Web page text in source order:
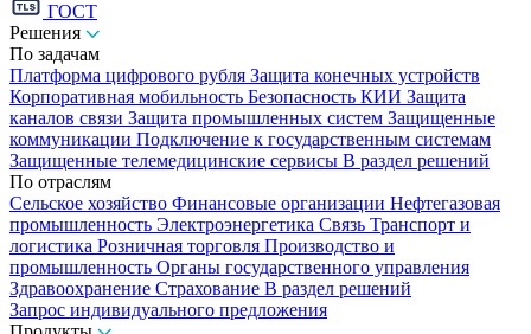
ГОСТ
Решения
По задачам
Платформа цифрового рубля Защита конечных устройств
Корпоративная мобильность Безопасность КИИ Защита
каналов связи Защита промышленных систем Защищенные
коммуникации Подключение к государственным системам
Защищенные телемедицинские сервисы В раздел решений
По отраслям
Сельское хозяйство Финансовые организации Нефтегазовая
промышленность Электроэнергетика Связь Транспорт и
логистика Розничная торговля Производство и
промышленность Органы государственного управления
Здравоохранение Страхование В раздел решений
Запрос индивидуального предложения